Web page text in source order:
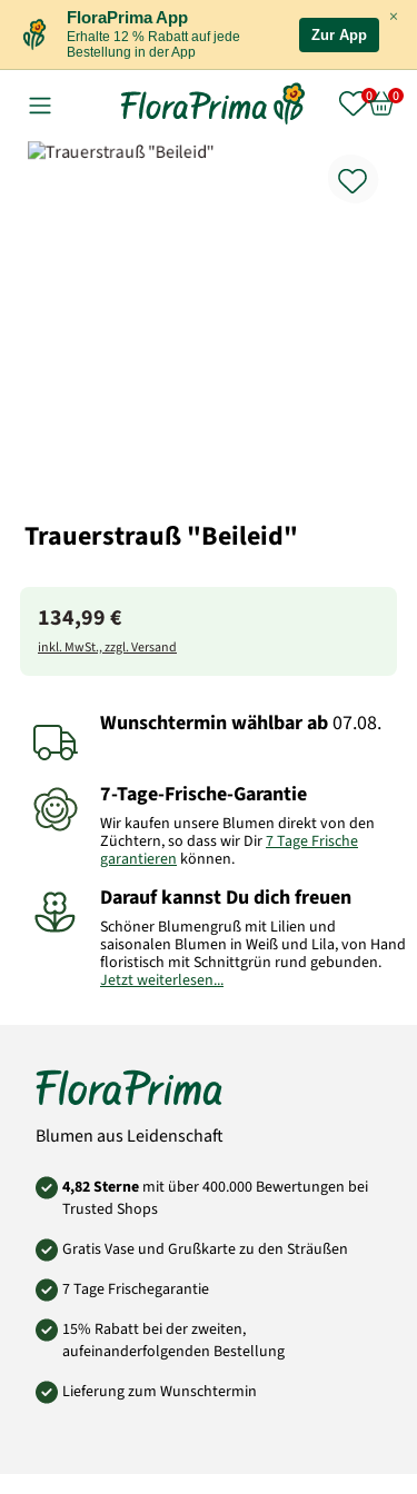
×
FloraPrima App
Erhalte 12 % Rabatt auf jede
Bestellung in der App
Zur App
Trauerstrauß "Beileid"
134,99 €
inkl. MwSt., zzgl. Versand
Wunschtermin wählbarab07.08.
7-Tage-Frische-Garantie
Wir kaufen unsere Blumen direkt von den
Züchtern, so dass wir Dir7 Tage Frische
garantieren können.
Darauf kannst Du dich freuen
Schöner Blumengruß mit Lilien und
saisonalen Blumen in Weiß und Lila, von Hand
floristisch mit Schnittgrün rund gebunden.
individuell andere Einkaufsquellen durch
seine Großhändler nutzt und somit die
Mengen und Größen der Blüten abweichen
immer dem Wert entsprechende Blumen in
verwendet wird.
Art.-Nr.: IE34
Jetzt weiterlesen...
Blumen aus Leidenschaft
4,82 Sterne mit über 400.000 Bewertungen bei
Trusted Shops
Gratis Vase und Grußkarte zu den Sträußen
7 Tage Frischegarantie
15% Rabatt bei der zweiten,
aufeinanderfolgenden Bestellung
Lieferung zum Wunschtermin